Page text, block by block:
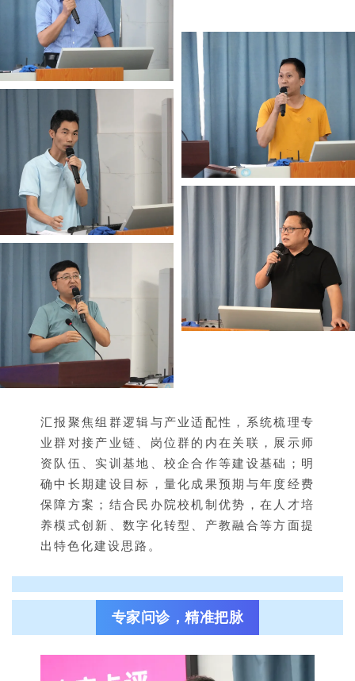
汇报聚焦组群逻辑与产业适配性，系统梳理专
业群对接产业链、岗位群的内在关联，展示师
资队伍、实训基地、校企合作等建设基础；明
确中长期建设目标，量化成果预期与年度经费
保障方案；结合民办院校机制优势，在人才培
养模式创新、数字化转型、产教融合等方面提
出特色化建设思路。
专家问诊，精准把脉